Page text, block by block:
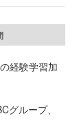
経験学習加
グループ、